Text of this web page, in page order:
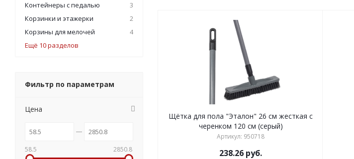
Щётка для пола "Эталон" 26 см жесткая с
черенком 120 см (серый)
Артикул: 950718
238.26 руб.
Контейнеры с педалью
3
Корзинки и этажерки
2
Корзины для мелочей
4
Ещё 10 разделов
Фильтр по параметрам
Цена
58.5 2850.8